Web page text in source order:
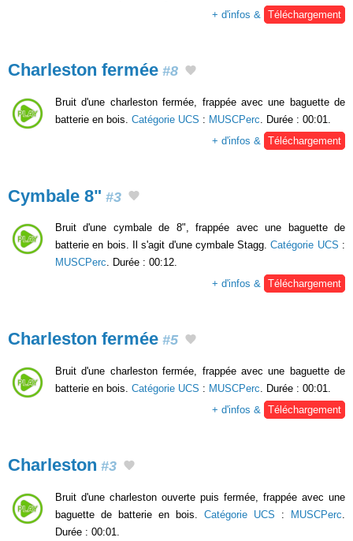
+ d'infos & Téléchargement
Charleston fermée #8
Bruit d'une charleston fermée, frappée avec une baguette de
batterie en bois. Catégorie UCS : MUSCPerc . Durée : 00:01.
+ d'infos &
Téléchargement
Cymbale 8" #3
Bruit d'une cymbale de 8", frappée avec une baguette de
batterie en bois. Il s'agit d'une cymbale Stagg.Catégorie UCS :
MUSCPerc. Durée : 00:12.
+ d'infos & Téléchargement
Charleston fermée #5
Bruit d'une charleston fermée, frappée avec une baguette de
batterie en bois. Catégorie UCS : MUSCPerc . Durée : 00:01.
+ d'infos &
Téléchargement
Charleston #3
Bruit d'une charleston ouverte puis fermée, frappée avec une
baguette de batterie en bois. Catégorie UCS : MUSCPerc
Durée : 00:01.